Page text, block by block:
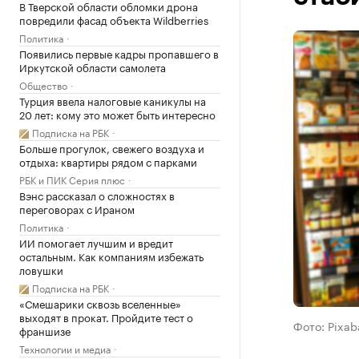
В Тверской области обломки дрона
повредили фасад объекта Wildberries
Политика
Появились первые кадры пропавшего в
Иркутской области самолета
Общество
Турция ввела налоговые каникулы на
20 лет: кому это может быть интересно
Подписка на РБК
Больше прогулок, свежего воздуха и
отдыха: квартиры рядом с парками
РБК и ПИК Серия плюс
Вэнс рассказал о сложностях в
переговорах с Ираном
Политика
ИИ помогает лучшим и вредит
остальным. Как компаниям избежать
ловушки
Подписка на РБК
«Смешарики сквозь вселенные»
выходят в прокат. Пройдите тест о
франшизе
Технологии и медиа
Фото: